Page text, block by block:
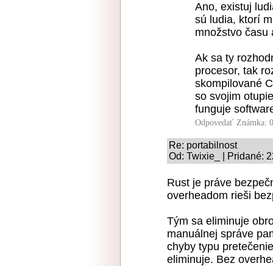
Ano, existuj
sú ludia, ktorí
množstvo času
Ak sa ty
procesor, tak
skompilované
so svojim
funguje
Odpovedať Známka:
Re: portabilnost
Od: Twixie_ | Pridané:
Rust je práve
overheadom rieši
Tým sa eliminuje
manuálnej správe
chyby typu
eliminuje. Bez